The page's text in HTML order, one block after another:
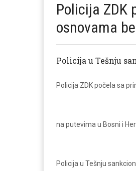
Policija ZDK
osnovama
Policija u Tešnju
Policija ZDK počela sa
na putevima u Bosni i
Policija u Tešnju